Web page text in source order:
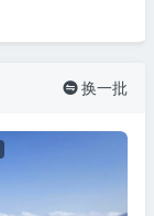
 换一批